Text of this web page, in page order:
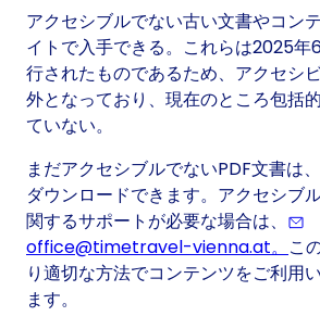
アクセシブルでない古い文書やコン
イトで入手できる。これらは2025年
行されたものであるため、アクセシ
外となっており、現在のところ包括
ていない。
まだアクセシブルでないPDF文書は
ダウンロードできます。アクセシブ
関するサポートが必要な場合は、
office@timetravel-vienna.at。 こ
り適切な方法でコンテンツをご利用
ます。